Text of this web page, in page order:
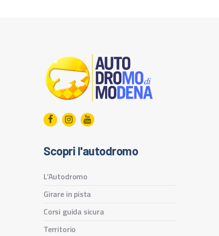
Scopri l'autodromo
L’Autodromo
Girare in pista
Corsi guida sicura
Territorio